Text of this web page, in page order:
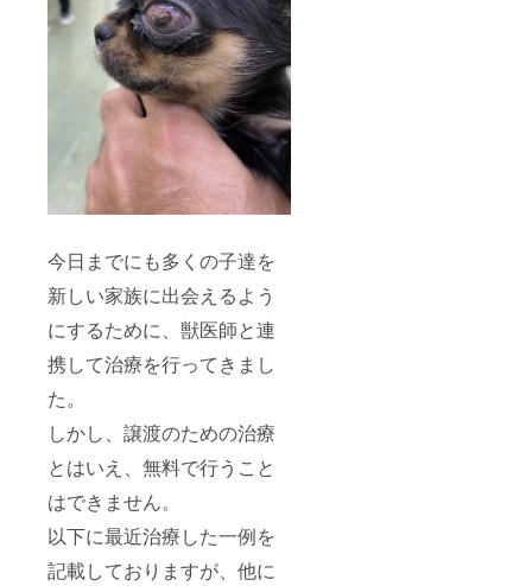
今日までにも多くの子達を
新しい家族に出会えるよう
にするために、獣医師と連
携して治療を行ってきまし
た。
しかし、譲渡のための治療
とはいえ、無料で行うこと
はできません。
以下に最近治療した一例を
記載しておりますが、他に